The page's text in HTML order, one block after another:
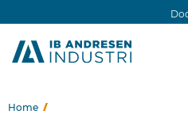
Home